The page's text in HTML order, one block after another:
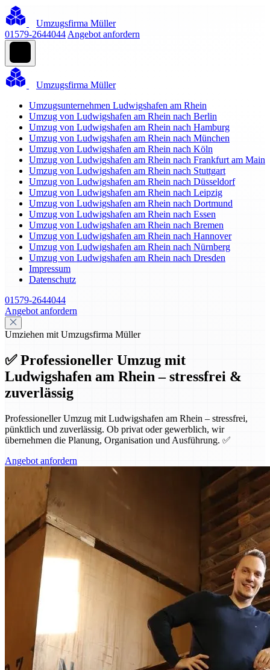
Umzugsfirma Müller
01579-2644044 Angebot anfordern
Umzugsfirma Müller
Umzugsunternehmen Ludwigshafen am Rhein
Umzug von Ludwigshafen am Rhein nach Berlin
Umzug von Ludwigshafen am Rhein nach Hamburg
Umzug von Ludwigshafen am Rhein nach München
Umzug von Ludwigshafen am Rhein nach Köln
Umzug von Ludwigshafen am Rhein nach Frankfurt am Main
Umzug von Ludwigshafen am Rhein nach Stuttgart
Umzug von Ludwigshafen am Rhein nach Düsseldorf
Umzug von Ludwigshafen am Rhein nach Leipzig
Umzug von Ludwigshafen am Rhein nach Dortmund
Umzug von Ludwigshafen am Rhein nach Essen
Umzug von Ludwigshafen am Rhein nach Bremen
Umzug von Ludwigshafen am Rhein nach Hannover
Umzug von Ludwigshafen am Rhein nach Nürnberg
Umzug von Ludwigshafen am Rhein nach Dresden
Impressum
Datenschutz
01579-2644044
Angebot anfordern
Umziehen mit Umzugsfirma Müller
✅ Professioneller Umzug mit
Ludwigshafen am Rhein – stressfrei &
zuverlässig
Professioneller Umzug mit Ludwigshafen am Rhein – stressfrei,
pünktlich und zuverlässig. Ob privat oder gewerblich, wir
übernehmen die Planung, Organisation und Ausführung. ✅
Angebot anfordern